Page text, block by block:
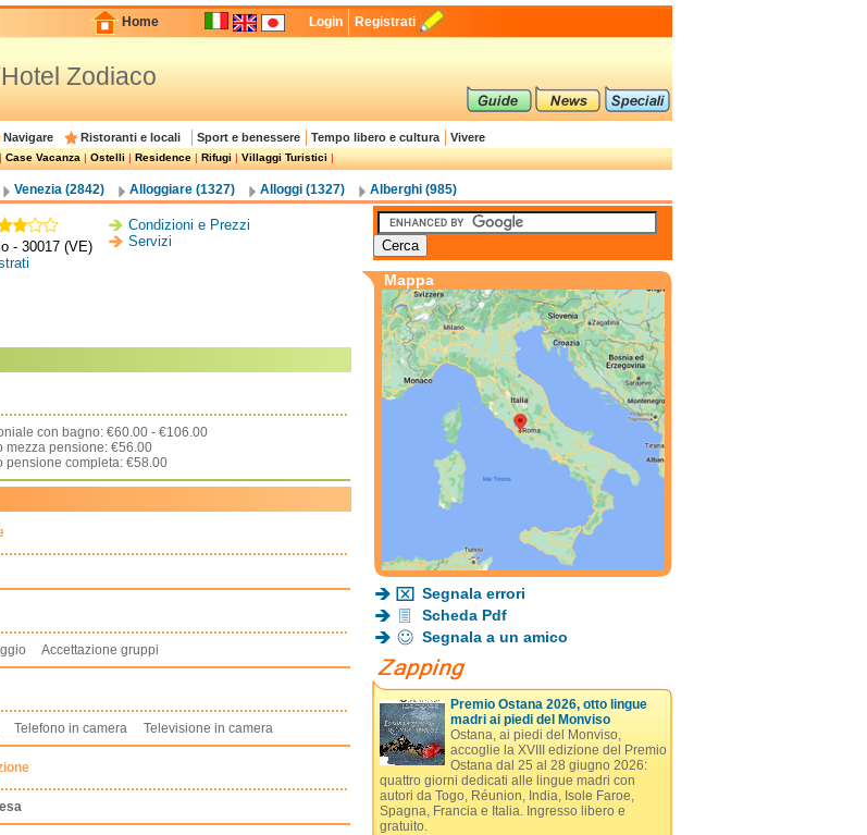
Home Login Registrati
Hotel Zodiaco
Navigare Ristoranti e locali Sport e benessere Tempo libero e cultura Vivere
Case Vacanza|Ostelli|Residence|Rifugi|Villaggi Turistici|
Venezia (2842) Alloggiare (1327) Alloggi (1327) Alberghi (985)
Condizioni e Prezzi
Servizi
- 30017 (VE)
con bagno: €60.00 - €106.00
mezza pensione: €56.00
pensione completa: €58.00
Accettazione gruppi
Telefono in camera Televisione in camera
Mappa
Segnala errori
Scheda Pdf
Segnala a un amico
Premio Ostana 2026, otto lingue
madri ai piedi del Monviso
Ostana, ai piedi del Monviso,
accoglie la XVIII edizione del Premio
Ostana dal 25 al 28 giugno 2026:
quattro giorni dedicati alle lingue madri con
autori da Togo, Réunion, India, Isole Faroe,
Spagna, Francia e Italia. Ingresso libero e
gratuito.